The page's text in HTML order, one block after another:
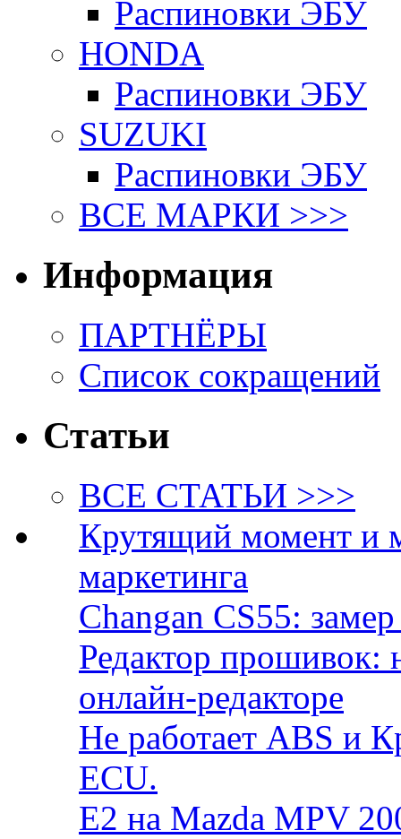
Распиновки ЭБУ
HONDA
Распиновки ЭБУ
SUZUKI
Распиновки ЭБУ
ВСЕ МАРКИ >>>
Информация
ПАРТНЁРЫ
Список сокращений
Статьи
ВСЕ СТАТЬИ >>>
Крутящий момент и
маркетинга
Changan CS55:
Редактор прошивок:
онлайн-редакторе
Не работает ABS и
ECU.
E2 на Mazda MPV